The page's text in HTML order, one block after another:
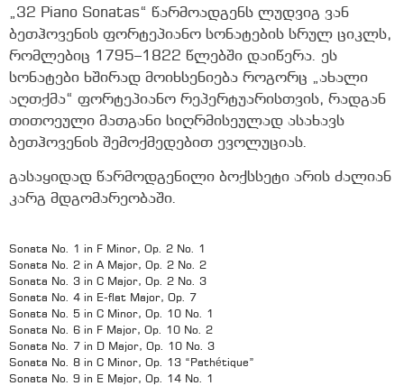
„32 Piano Sonatas“ წარმოადგენს ლუდვიგ ვან
ბეთჰოვენის ფორტეპიანო სონატების სრულ ციკლს,
რომლებიც 1795–1822 წლებში დაიწერა. ეს
სონატები ხშირად მოიხსენიება როგორც „ახალი
აღთქმა“ ფორტეპიანო რეპერტუარისთვის, რადგან
თითოეული მათგანი სიღრმისეულად ასახავს
ბეთჰოვენის შემოქმედებით ევოლუციას.
გასაყიდად წარმოდგენილი ბოქსსეტი არის ძალიან
კარგ მდგომარეობაში.
Sonata No. 1 in F Minor, Op. 2 No. 1
Sonata No. 2 in A Major, Op. 2 No. 2
Sonata No. 3 in C Major, Op. 2 No. 3
Sonata No. 4 in E-flat Major, Op. 7
Sonata No. 5 in C Minor, Op. 10 No. 1
Sonata No. 6 in F Major, Op. 10 No. 2
Sonata No. 7 in D Major, Op. 10 No. 3
Sonata No. 8 in C Minor, Op. 13 “Pathétique”
Sonata No. 9 in E Major, Op. 14 No. 1